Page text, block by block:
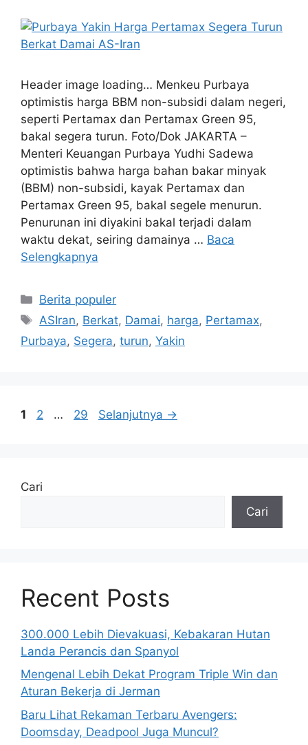
Header image loading… Menkeu Purbaya
optimistis harga BBM non-subsidi dalam negeri,
seperti Pertamax dan Pertamax Green 95,
bakal segera turun. Foto/Dok JAKARTA –
Menteri Keuangan Purbaya Yudhi Sadewa
optimistis bahwa harga bahan bakar minyak
(BBM) non-subsidi, kayak Pertamax dan
Pertamax Green 95, bakal segele menurun.
Penurunan ini diyakini bakal terjadi dalam
waktu dekat, seiring damainya … Baca
Selengkapnya
Kategori
Berita populer
Tag
ASIran, Berkat, Damai, harga, Pertamax,
Purbaya, Segera, turun, Yakin
Halaman
1 Halaman
2 … Halaman
29 Selanjutnya →
Cari
Cari
Recent Posts
300.000 Lebih Dievakuasi, Kebakaran Hutan
Landa Perancis dan Spanyol
Mengenal Lebih Dekat Program Triple Win dan
Aturan Bekerja di Jerman
Baru Lihat Rekaman Terbaru Avengers:
Doomsday, Deadpool Juga Muncul?